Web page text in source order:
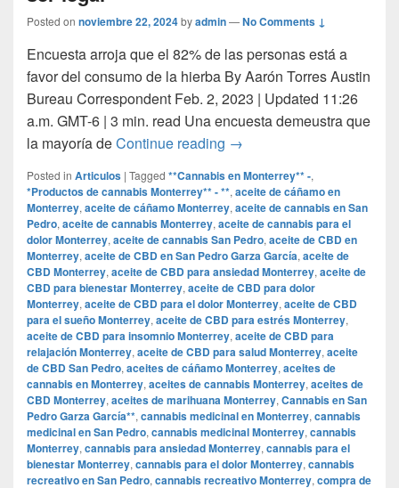
Posted on noviembre 22, 2024byadmin—No Comments ↓
Encuesta arroja que el 82% de las personas está a
favor del consumo de la hierba By Aarón Torres Austin
Bureau Correspondent Feb. 2, 2023 | Updated 11:26
a.m. GMT-6 | 3 min. read Una encuesta demeustra que
la mayoría deContinue reading Mayoría de los texanos
→
Posted in Articulos | Tagged **Cannabis en Monterrey** -,
*Productos de cannabis Monterrey** - **, aceite de cáñamo en
Monterrey, aceite de cáñamo Monterrey, aceite de cannabis en San
Pedro, aceite de cannabis Monterrey, aceite de cannabis para el
dolor Monterrey, aceite de cannabis San Pedro, aceite de CBD en
Monterrey, aceite de CBD en San Pedro Garza García, aceite de
CBD Monterrey, aceite de CBD para ansiedad Monterrey, aceite de
CBD para bienestar Monterrey, aceite de CBD para dolor
Monterrey, aceite de CBD para el dolor Monterrey, aceite de CBD
para el sueño Monterrey, aceite de CBD para estrés Monterrey,
aceite de CBD para insomnio Monterrey, aceite de CBD para
relajación Monterrey, aceite de CBD para salud Monterrey, aceite
de CBD San Pedro, aceites de cáñamo Monterrey, aceites de
cannabis en Monterrey, aceites de cannabis Monterrey, aceites de
CBD Monterrey, aceites de marihuana Monterrey, Cannabis en San
Pedro Garza García**, cannabis medicinal en Monterrey, cannabis
medicinal en San Pedro, cannabis medicinal Monterrey, cannabis
Monterrey, cannabis para ansiedad Monterrey, cannabis para el
bienestar Monterrey, cannabis para el dolor Monterrey, cannabis
recreativo en San Pedro, cannabis recreativo Monterrey, compra de